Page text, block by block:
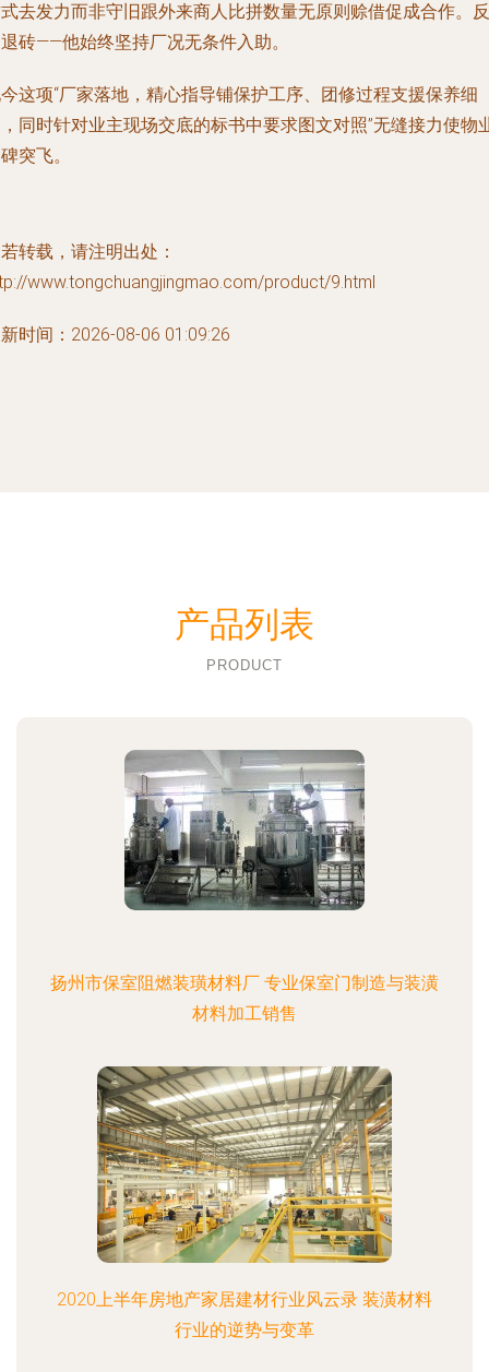
去发力而非守旧跟外来商人比拼数量无原则赊借促成合作。反
砖——他始终坚持厂况无条件入助。
这项“厂家落地，精心指导铺保护工序、团修过程支援保养细
同时针对业主现场交底的标书中要求图文对照”无缝接力使物
突飞。
转载，请注明出处：
www.tongchuangjingmao.com/product/9.html
时间：2026-08-06 01:09:26
产品列表
PRODUCT
扬州市保室阻燃装璜材料厂 专业保室门制造与装潢
材料加工销售
2020上半年房地产家居建材行业风云录 装潢材料
行业的逆势与变革